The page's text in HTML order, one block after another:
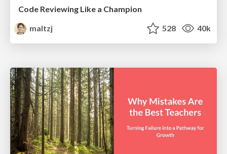
Code Reviewing Like a Champion
maltzj
528 40k